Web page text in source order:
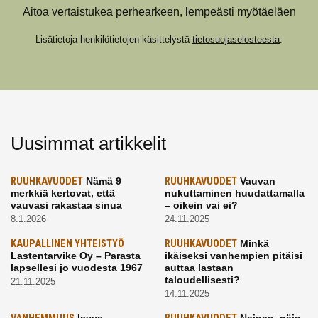
Aitoa vertaistukea perhearkeen, lempeästi myötäeläen
Lisätietoja henkilötietojen käsittelystä tietosuojaselosteesta.
Uusimmat artikkelit
RUUHKAVUODET Nämä 9
merkkiä kertovat, että
vauvasi rakastaa sinua
8.1.2026
RUUHKAVUODETVauvan
nukuttaminen huudattamalla
– oikein vai ei?
24.11.2025
KAUPALLINEN YHTEISTYÖ
Lastentarvike Oy – Parasta
lapsellesi jo vuodesta 1967
21.11.2025
RUUHKAVUODETMinkä
ikäiseksi vanhempien pitäisi
auttaa lastaan
taloudellisesti?
14.11.2025